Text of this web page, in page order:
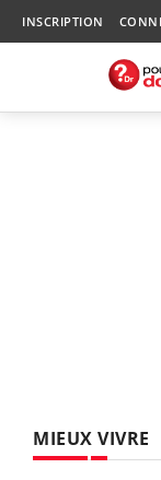
INSCRIPTION
MIEUX VIVRE